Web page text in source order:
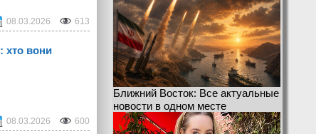
08.03.2026 613
хто вони
08.03.2026 600
Ближний Восток: Все актуальные
новости в одном месте